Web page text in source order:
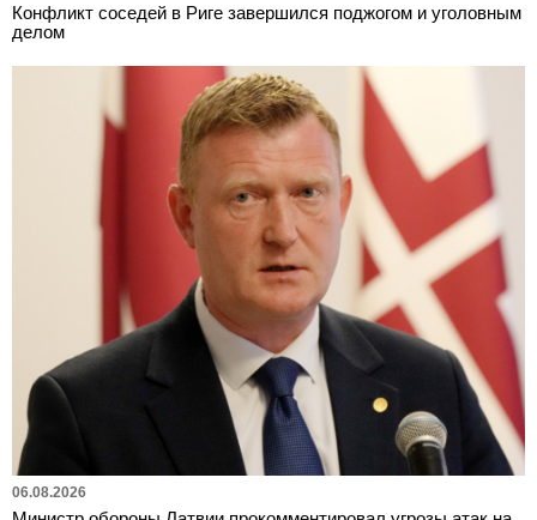
Конфликт соседей в Риге завершился поджогом и уголовным
делом
06.08.2026